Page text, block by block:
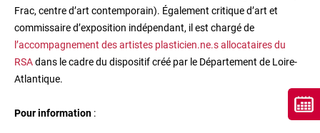
Frac, centre d’art contemporain). Également critique d’art et
commissaire d’exposition indépendant, il est chargé de
l’accompagnement des artistes plasticien.ne.s allocataires du
RSAdans le cadre du dispositif créé par le Département de Loire-
Atlantique.
Pour information :